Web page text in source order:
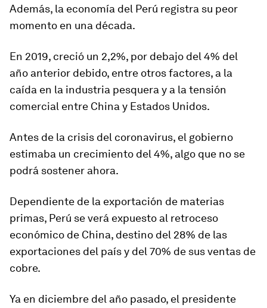
Además, la economía del Perú registra su peor
momento en una década.
En 2019, creció un 2,2%, por debajo del 4% del
año anterior debido, entre otros factores, a la
caída en la industria pesquera y a la tensión
comercial entre China y Estados Unidos.
Antes de la crisis del coronavirus, el gobierno
estimaba un crecimiento del 4%, algo que no se
podrá sostener ahora.
Dependiente de la exportación de materias
primas, Perú se verá expuesto al retroceso
económico de China, destino del 28% de las
exportaciones del país y del 70% de sus ventas de
cobre.
Ya en diciembre del año pasado, el presidente